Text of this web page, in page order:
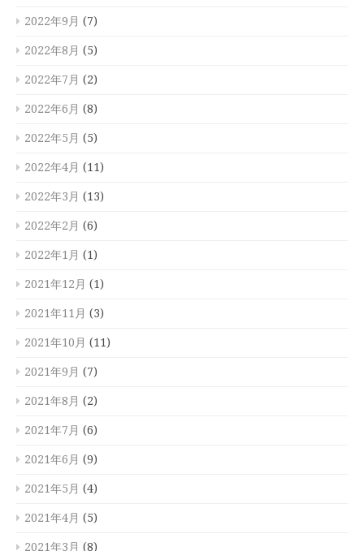
2022年9月 (7)
2022年8月 (5)
2022年7月 (2)
2022年6月 (8)
2022年5月 (5)
2022年4月 (11)
2022年3月 (13)
2022年2月 (6)
2022年1月 (1)
2021年12月 (1)
2021年11月 (3)
2021年10月 (11)
2021年9月 (7)
2021年8月 (2)
2021年7月 (6)
2021年6月 (9)
2021年5月 (4)
2021年4月 (5)
2021年3月 (8)